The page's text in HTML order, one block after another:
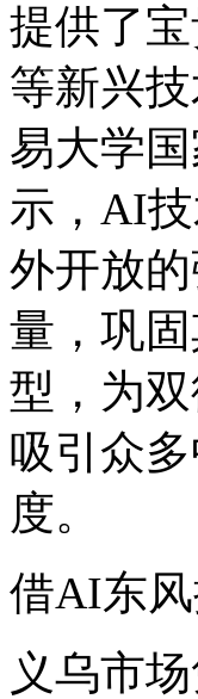
提供了
等新兴
易大学
示，AI
外开放
量，巩
型，为
吸引众
度。
借AI东
义乌市